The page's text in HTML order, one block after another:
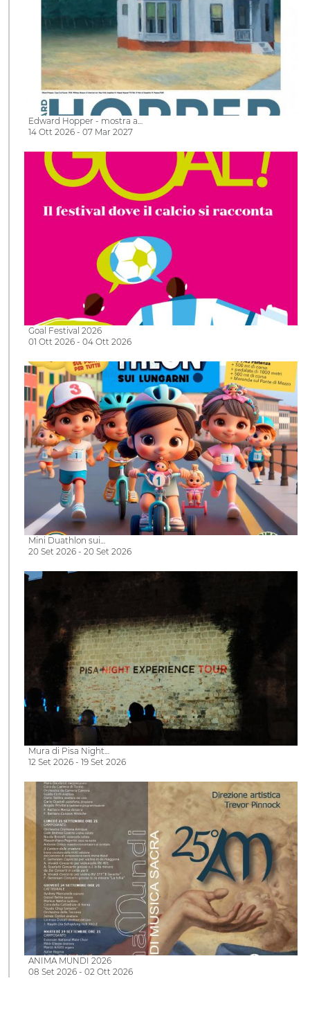
Edward Hopper - mostra a…
14 Ott 2026 - 07 Mar 2027
Goal Festival 2026
01 Ott 2026 - 04 Ott 2026
Mini Duathlon sui…
20 Set 2026 - 20 Set 2026
Mura di Pisa Night…
12 Set 2026 - 19 Set 2026
ANIMA MUNDI 2026
08 Set 2026 - 02 Ott 2026